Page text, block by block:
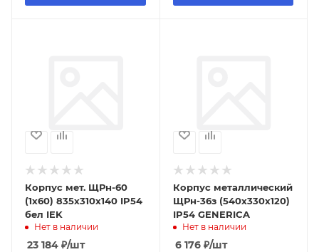
Корпус мет. ЩРн-60
(1х60) 835х310х140 IP54
бел IEK
Нет в наличии
23 184 ₽/шт
Корпус металлический
ЩРн-36з (540х330х120)
IP54 GENERICA
Нет в наличии
6 176₽/шт